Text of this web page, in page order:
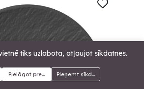
Meklēt Grozs
tiks uzlabota, atļaujot sīkdatnes.
Pielāgot preferencesPieņemt sīkdatnes